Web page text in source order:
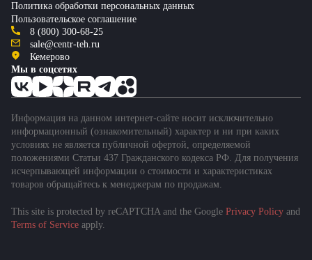
Политика обработки персональных данных
Пользовательское соглашение
8 (800) 300-68-25
sale@centr-teh.ru
Кемерово
Мы в соцсетях
Информация на данном интернет-сайте носит исключительно
информационный (ознакомительный) характер и ни при каких
условиях не является публичной офертой, определяемой
положениями Статьи 437 Гражданского кодекса РФ. Для получения
исчерпывающей информации о стоимости и характеристиках
товаров обращайтесь к менеджерам по продажам.
This site is protected by reCAPTCHA and the Google Privacy Policy and
Terms of Service apply.
Подобрать спецтехнику
за 1 минуту